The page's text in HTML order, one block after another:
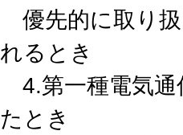
優先的に取り
れるとき
4.第一種電気通
たとき